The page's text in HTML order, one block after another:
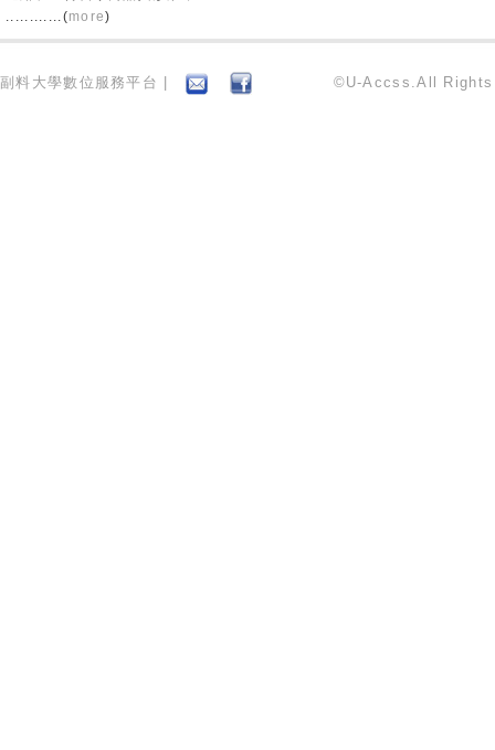
............(more)
副料大學數位服務平台 | ©U-Accss.All Rights